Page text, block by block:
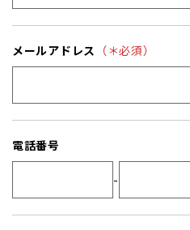
メールアドレス （＊必須）
電話番号
-